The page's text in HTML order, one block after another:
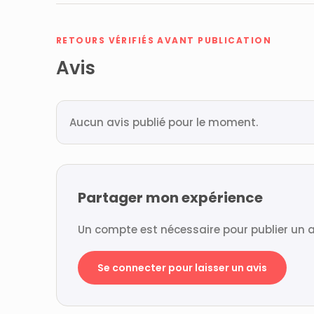
RETOURS VÉRIFIÉS AVANT PUBLICATION
Avis
Aucun avis publié pour le moment.
Partager mon expérience
Un compte est nécessaire pour publier un
Se connecter pour laisser un avis